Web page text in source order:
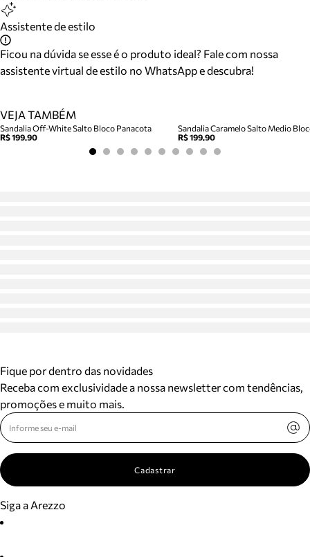
Assistente de estilo
Ficou na dúvida se esse é o produto ideal? Fale com nossa
assistente virtual de estilo no WhatsApp e descubra!
VEJA TAMBÉM
Sandalia Off-White Salto Bloco Panacota
R$ 199,90
R$ 199,90
Fique por dentro das novidades
Receba com exclusividade a nossa newsletter com tendências,
promoções e muito mais.
Cadastrar
Siga a Arezzo